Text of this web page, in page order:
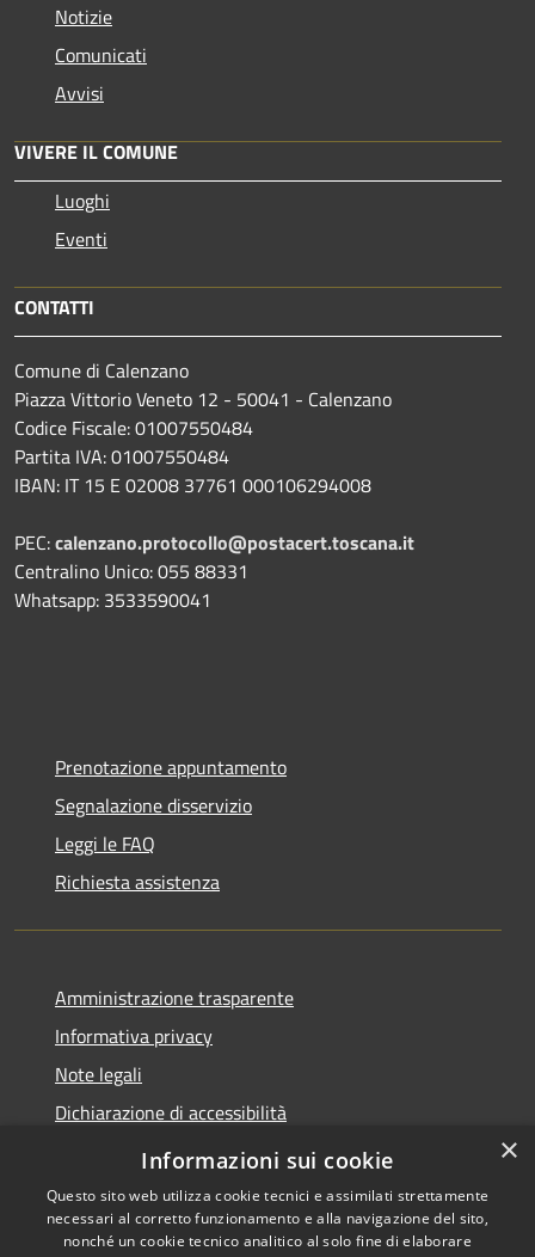
Notizie
Comunicati
Avvisi
VIVERE IL COMUNE
Luoghi
Eventi
CONTATTI
Comune di Calenzano
Piazza Vittorio Veneto 12 - 50041 - Calenzano
Codice Fiscale: 01007550484
Partita IVA: 01007550484
IBAN: IT 15 E 02008 37761 000106294008
PEC:calenzano.protocollo@postacert.toscana.it
Centralino Unico: 055 88331
Whatsapp: 3533590041
Prenotazione appuntamento
Segnalazione disservizio
Leggi le FAQ
Richiesta assistenza
Amministrazione trasparente
Informativa privacy
Note legali
Dichiarazione di accessibilità
Statistiche Web
×
Informazioni sui cookie
Questo sito web utilizza cookie tecnici e assimilati strettamente
necessari al corretto funzionamento e alla navigazione del sito,
nonché un cookie tecnico analitico al solo fine di elaborare